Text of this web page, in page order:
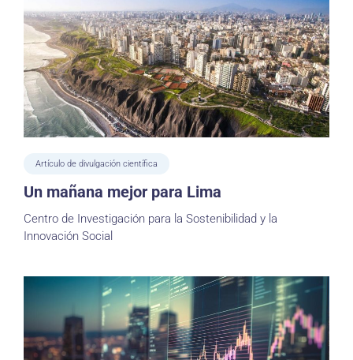
Artículo de divulgación científica
Un mañana mejor para Lima
Centro de Investigación para la Sostenibilidad y la
Innovación Social